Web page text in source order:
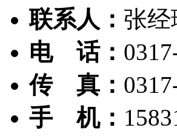
联系人： 张经
电 话：
传 真：
手 机：